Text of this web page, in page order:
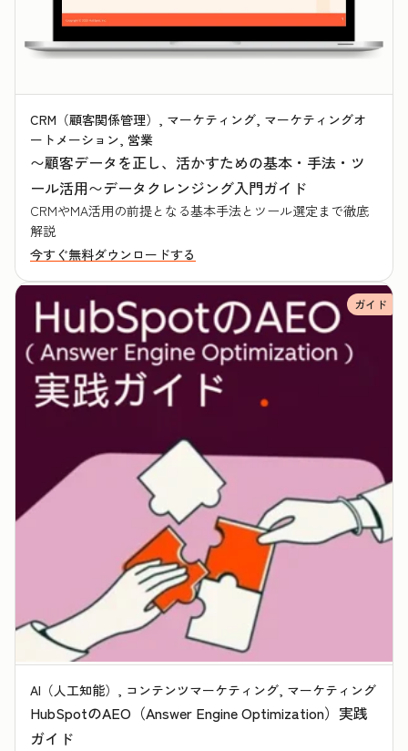
CRM（顧客関係管理）, マーケティング, マーケティングオ
ートメーション, 営業
〜顧客データを正し、活かすための基本・手法・ツ
ール活用〜データクレンジング入門ガイド
CRMやMA活用の前提となる基本手法とツール選定まで徹底
解説
今すぐ無料ダウンロードする
ガイド
AI（人工知能）, コンテンツマーケティング, マーケティング
HubSpotのAEO（Answer Engine Optimization）実践
ガイド